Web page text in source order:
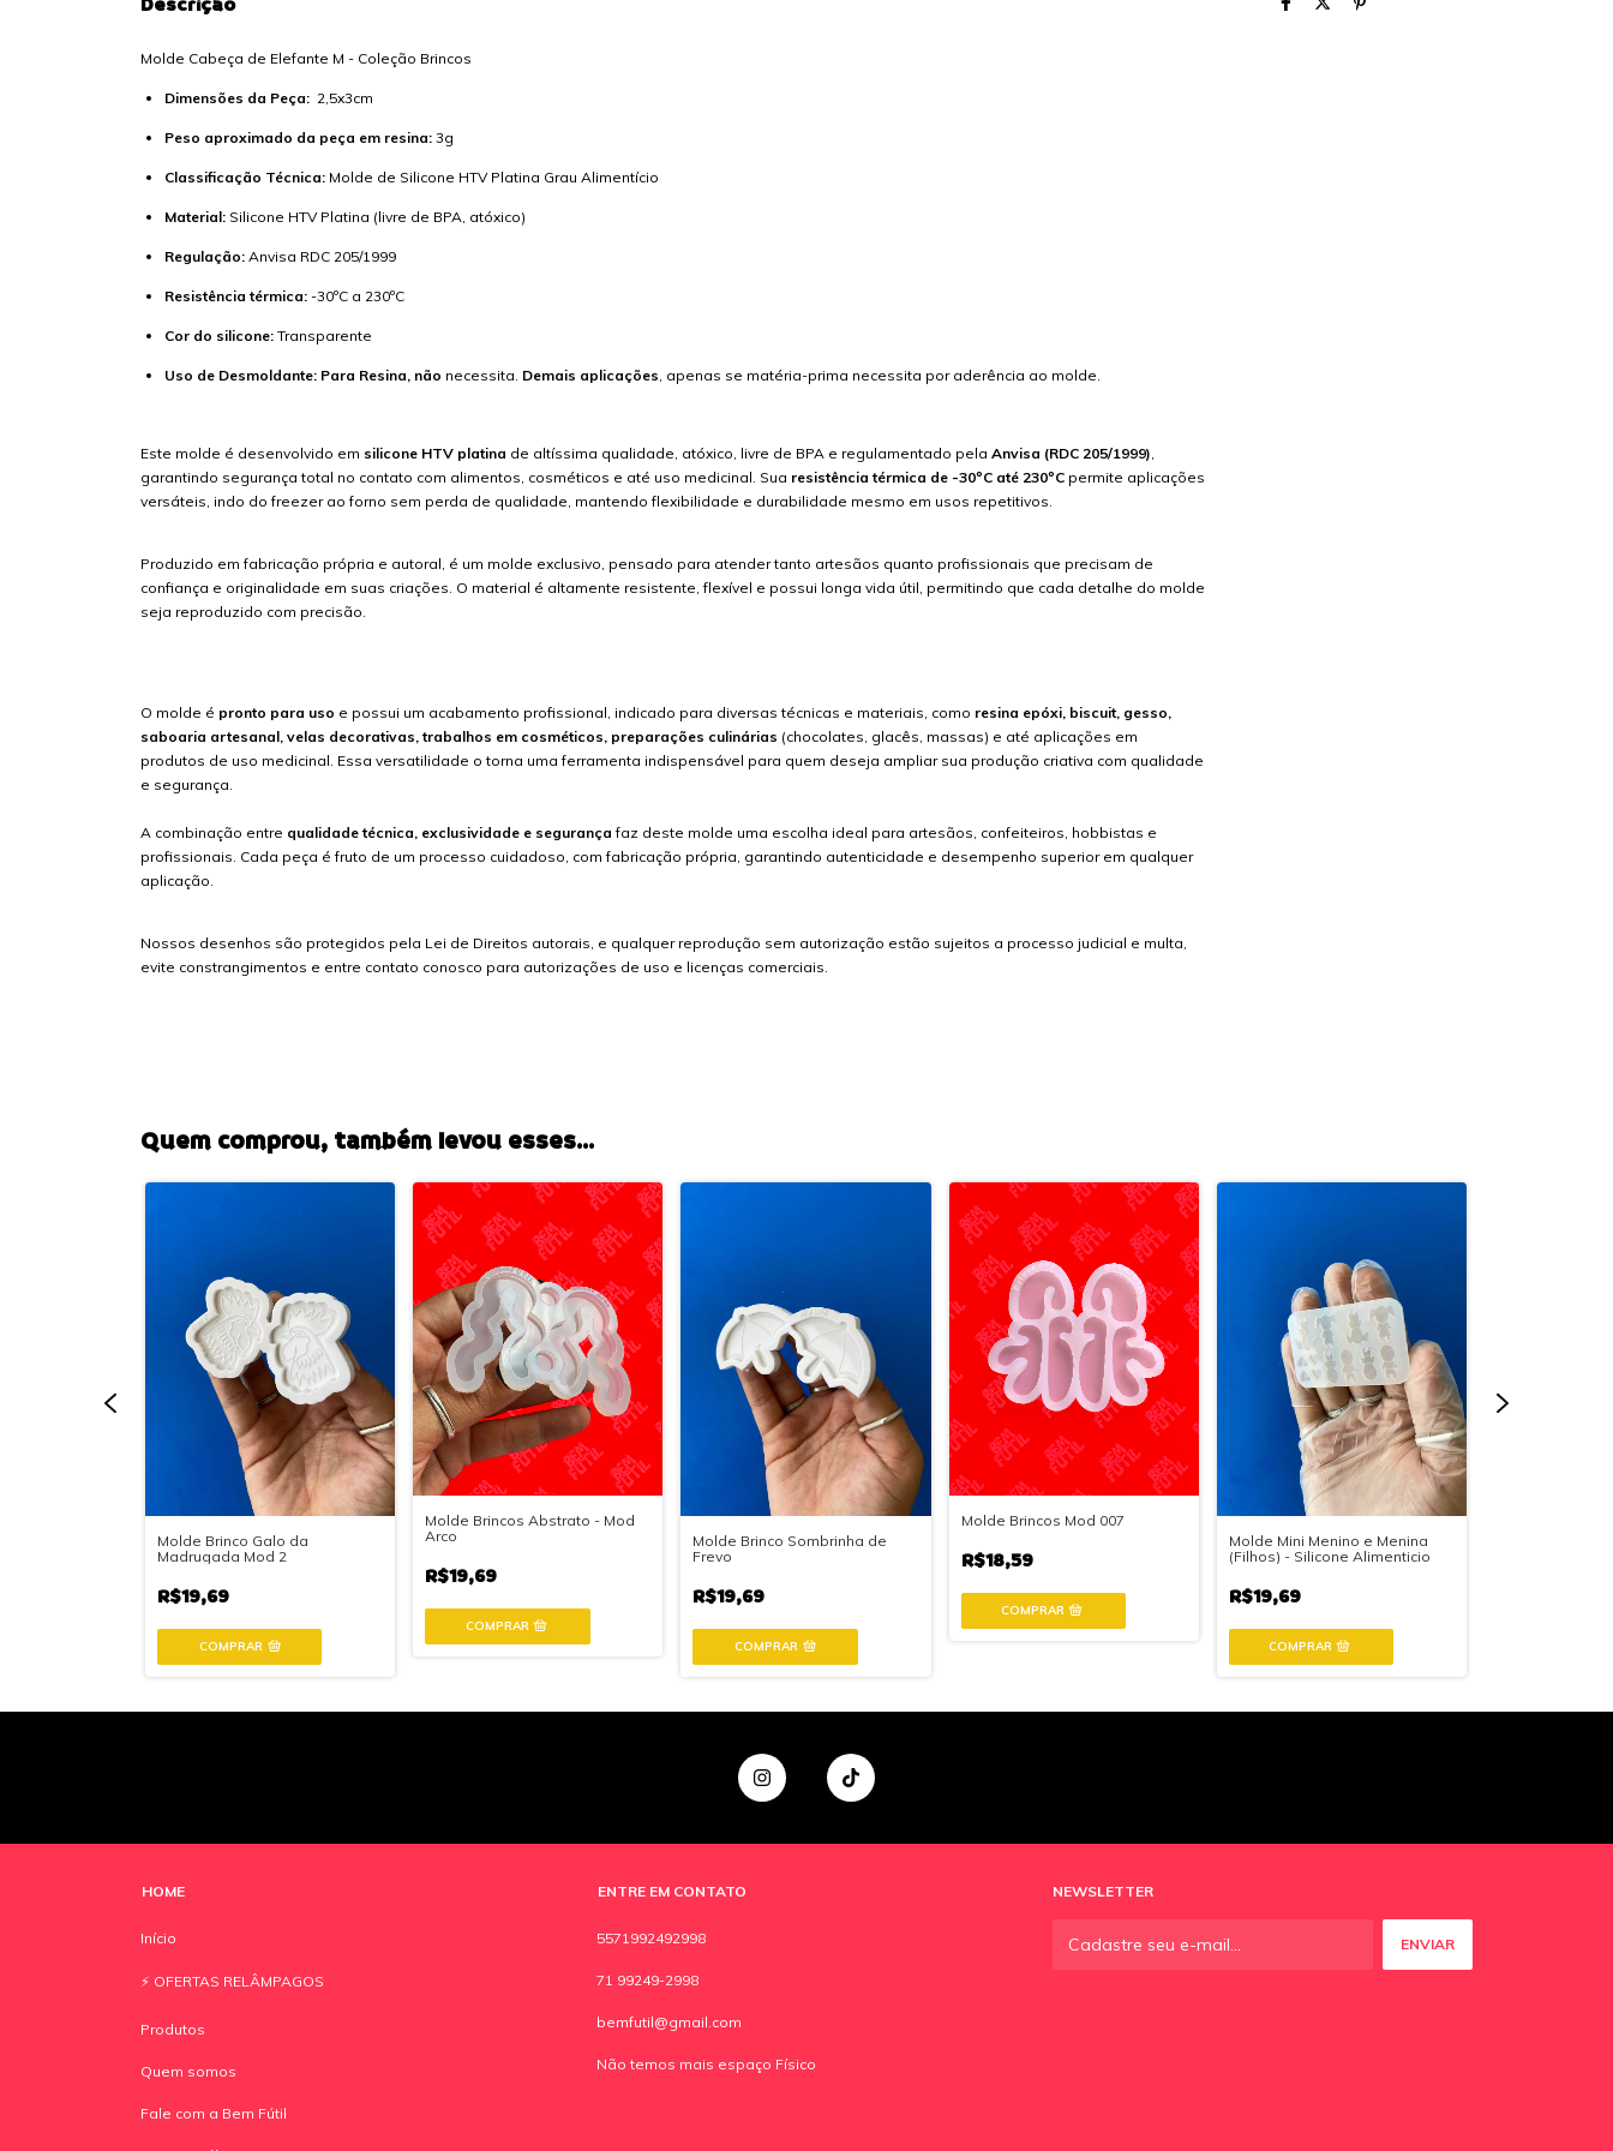
Descrição
Molde Cabeça de Elefante M - Coleção Brincos
Dimensões da Peça: 2,5x3cm
Peso aproximado da peça em resina: 3g
Classificação Técnica: Molde de Silicone HTV Platina Grau Alimentício
Material: Silicone HTV Platina (livre de BPA, atóxico)
Regulação: Anvisa RDC 205/1999
Resistência térmica: -30ºC a 230ºC
Cor do silicone: Transparente
Uso de Desmoldante: Para Resina, não necessita. Demais aplicações, apenas se matéria-prima necessita por aderência ao molde.
Este molde é desenvolvido em silicone HTV platina de altíssima qualidade, atóxico, livre de BPA e regulamentado pela Anvisa (RDC 205/1999),
garantindo segurança total no contato com alimentos, cosméticos e até uso medicinal. Sua resistência térmica de -30ºC até 230ºC permite aplicações
versáteis, indo do freezer ao forno sem perda de qualidade, mantendo flexibilidade e durabilidade mesmo em usos repetitivos.
Produzido em fabricação própria e autoral, é um molde exclusivo, pensado para atender tanto artesãos quanto profissionais que precisam de
confiança e originalidade em suas criações. O material é altamente resistente, flexível e possui longa vida útil, permitindo que cada detalhe do molde
seja reproduzido com precisão.
O molde é pronto para uso e possui um acabamento profissional, indicado para diversas técnicas e materiais, como resina epóxi, biscuit, gesso,
saboaria artesanal, velas decorativas, trabalhos em cosméticos, preparações culinárias (chocolates, glacês, massas) e até aplicações em
produtos de uso medicinal. Essa versatilidade o torna uma ferramenta indispensável para quem deseja ampliar sua produção criativa com qualidade
e segurança.
A combinação entre qualidade técnica, exclusividade e segurança faz deste molde uma escolha ideal para artesãos, confeiteiros, hobbistas e
profissionais. Cada peça é fruto de um processo cuidadoso, com fabricação própria, garantindo autenticidade e desempenho superior em qualquer
aplicação.
Nossos desenhos são protegidos pela Lei de Direitos autorais, e qualquer reprodução sem autorização estão sujeitos a processo judicial e multa,
evite constrangimentos e entre contato conosco para autorizações de uso e licenças comerciais.
Quem comprou, também levou esses...
Molde Brinco Galo da
Madrugada Mod 2
R$19,69
COMPRAR
Molde Brincos Abstrato - Mod
Arco
R$19,69
Molde Brinco Sombrinha de
Frevo
R$19,69
COMPRAR
Molde Brincos Mod 007
R$18,59
Molde Mini Menino e Menina
(Filhos) - Silicone Alimenticio
R$19,69
HOME
Início
⚡️ OFERTAS RELÂMPAGOS
Produtos
Quem somos
Fale com a Bem Fútil
ENTRE EM CONTATO
5571992492998
71 99249-2998
bemfutil@gmail.com
Não temos mais espaço Físico
NEWSLETTER